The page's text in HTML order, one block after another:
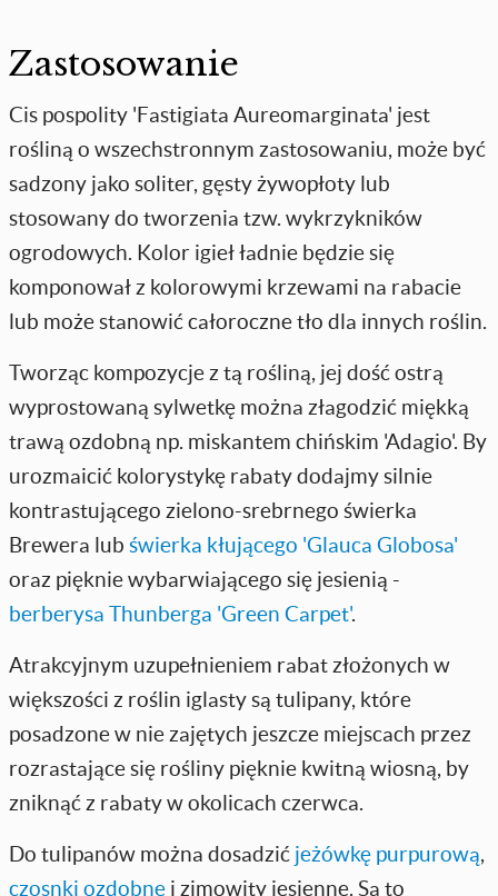
Zastosowanie
Cis pospolity 'Fastigiata Aureomarginata' jest
rośliną o wszechstronnym zastosowaniu, może być
sadzony jako soliter, gęsty żywopłoty lub
stosowany do tworzenia tzw. wykrzykników
ogrodowych. Kolor igieł ładnie będzie się
komponował z kolorowymi krzewami na rabacie
lub może stanowić całoroczne tło dla innych roślin.
Tworząc kompozycje z tą rośliną, jej dość ostrą
wyprostowaną sylwetkę można złagodzić miękką
trawą ozdobną np. miskantem chińskim 'Adagio'. By
urozmaicić kolorystykę rabaty dodajmy silnie
kontrastującego zielono-srebrnego świerka
Brewera lub świerka kłującego 'Glauca Globosa'
oraz pięknie wybarwiającego się jesienią -
berberysa Thunberga 'Green Carpet'.
Atrakcyjnym uzupełnieniem rabat złożonych w
większości z roślin iglasty są tulipany, które
posadzone w nie zajętych jeszcze miejscach przez
rozrastające się rośliny pięknie kwitną wiosną, by
zniknąć z rabaty w okolicach czerwca.
Do tulipanów można dosadzić jeżówkę purpurową,
czosnki ozdobne i zimowity jesienne. Są to